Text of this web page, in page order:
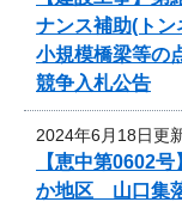
ナンス補助(ト
小規模橋梁等の
競争入札公告
2024年6月18日更
【恵中第0602
か地区 山口集